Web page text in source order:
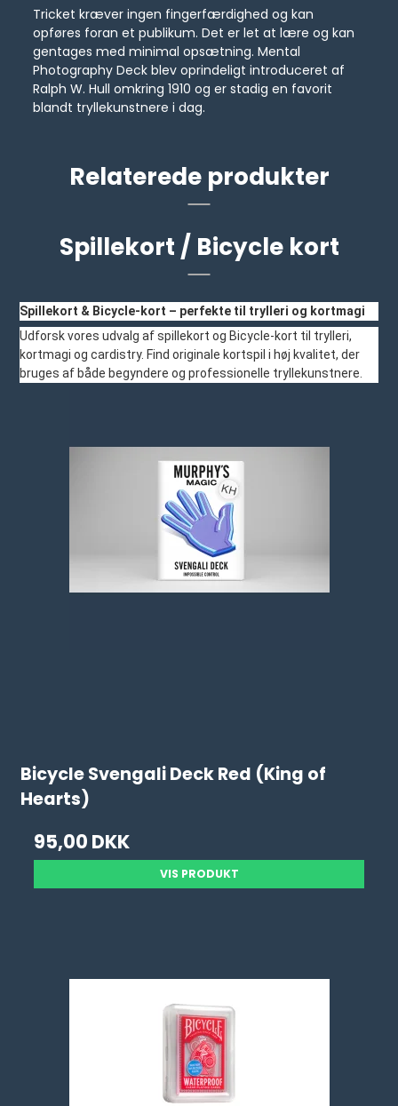
Tricket kræver ingen fingerfærdighed og kan
opføres foran et publikum. Det er let at lære og kan
gentages med minimal opsætning. Mental
Photography Deck blev oprindeligt introduceret af
Ralph W. Hull omkring 1910 og er stadig en favorit
blandt tryllekunstnere i dag.
Relaterede produkter
Spillekort / Bicycle kort
Spillekort & Bicycle-kort – perfekte til trylleri og kortmagi
Udforsk vores udvalg af spillekort og Bicycle-kort til trylleri,
kortmagi og cardistry. Find originale kortspil i høj kvalitet, der
bruges af både begyndere og professionelle tryllekunstnere.
Bicycle Svengali Deck Red (King of
Hearts)
95,00 DKK
VIS PRODUKT